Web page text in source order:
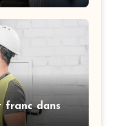
franc dans